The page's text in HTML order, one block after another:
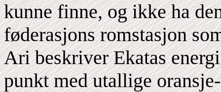
kunne finne, og ikke ha
føderasjons romstasjon
Ari beskriver Ekatas
punkt med utallige